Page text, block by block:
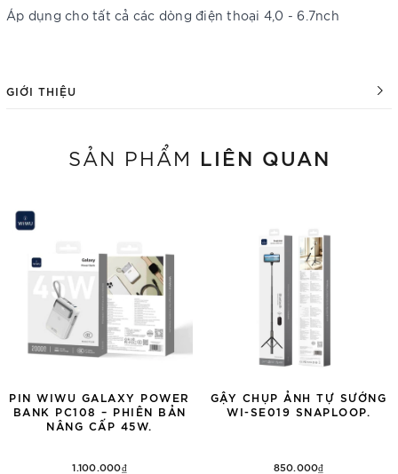
Áp dụng cho tất cả các dòng điện thoại 4,0 - 6.7nch
GIỚI THIỆU
SẢN PHẨM LIÊN QUAN
PIN WIWU GALAXY POWER
BANK PC108 – PHIÊN BẢN
NÂNG CẤP 45W.
1.100.000₫
GẬY CHỤP ẢNH TỰ SƯỚNG
WI-SE019 SNAPLOOP.
850.000₫